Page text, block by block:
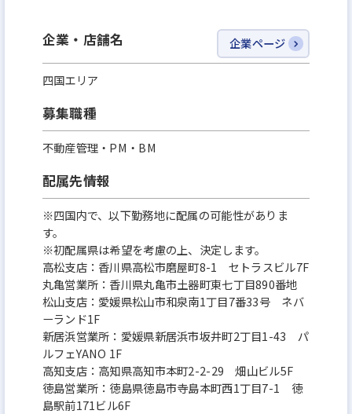
企業・店舗名 企業ページ
四国エリア
募集職種
不動産管理・PM・BM
配属先情報
※四国内で、以下勤務地に配属の可能性がありま
す。
※初配属県は希望を考慮の上、決定します。
高松支店：香川県高松市磨屋町8-1 セトラスビル7F
丸亀営業所：香川県丸亀市土器町東七丁目890番地
松山支店：愛媛県松山市和泉南1丁目7番33号 ネバ
ーランド1F
新居浜営業所：愛媛県新居浜市坂井町2丁目1-43 パ
ルフェYANO 1F
高知支店：高知県高知市本町2-2-29 畑山ビル5F
徳島営業所：徳島県徳島市寺島本町西1丁目7-1 徳
島駅前171ビル6F